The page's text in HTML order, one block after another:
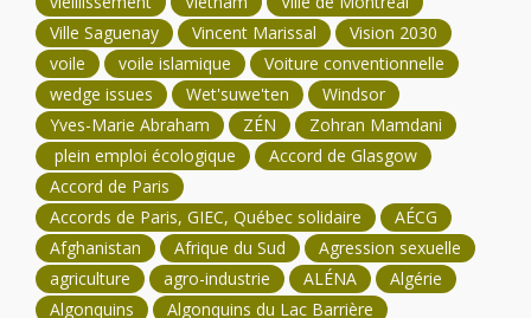
Ville Saguenay
Vincent Marissal
Vision 2030
voile
voile islamique
Voiture conventionnelle
wedge issues
Wet'suwe'ten
Windsor
Yves-Marie Abraham
ZÉN
Zohran Mamdani
plein emploi écologique
Accord de Glasgow
Accord de Paris
Accords de Paris, GIEC, Québec solidaire
AÉCG
Afghanistan
Afrique du Sud
Agression sexuelle
agriculture
agro-industrie ALÉNA
Algérie
Algonquins
Algonquins du Lac Barrière